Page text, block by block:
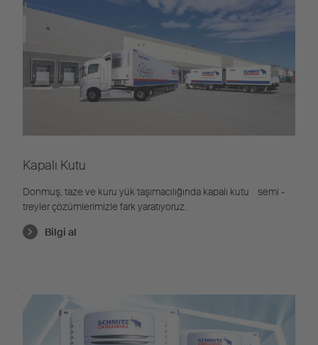
Kapalı Kutu
Donmuş, taze ve kuru yük taşımacılığında kapalı kutu semi -
treyler çözümlerimizle fark yaratıyoruz.​
Bilgi al